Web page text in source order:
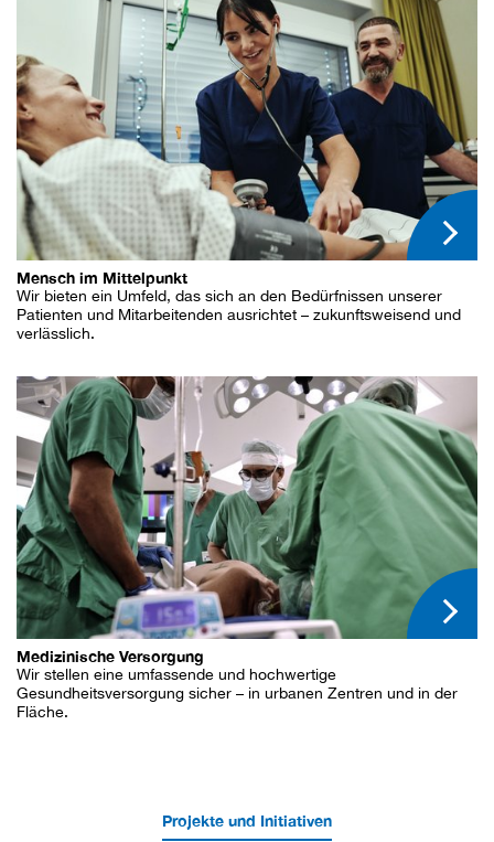
Mensch im Mittelpunkt
Wir bieten ein Umfeld, das sich an den Bedürfnissen unserer
Patienten und Mitarbeitenden ausrichtet – zukunftsweisend und
verlässlich.
Medizinische Versorgung
Wir stellen eine umfassende und hochwertige
Gesundheitsversorgung sicher – in urbanen Zentren und in der
Fläche.
Projekte und Initiativen